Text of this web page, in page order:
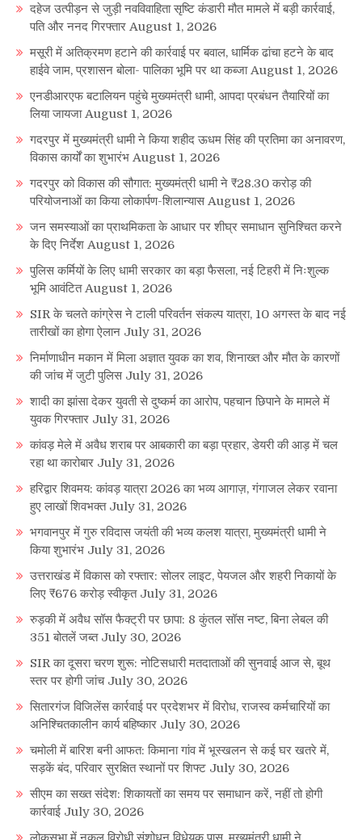
दहेज उत्पीड़न से जुड़ी नवविवाहिता सृष्टि कंडारी मौत मामले में बड़ी कार्रवाई,
पति और ननद गिरफ्तार August 1, 2026
मसूरी में अतिक्रमण हटाने की कार्रवाई पर बवाल, धार्मिक ढांचा हटने के बाद
हाईवे जाम, प्रशासन बोला- पालिका भूमि पर था कब्जा August 1, 2026
एनडीआरएफ बटालियन पहुंचे मुख्यमंत्री धामी, आपदा प्रबंधन तैयारियों का
लिया जायजा August 1, 2026
गदरपुर में मुख्यमंत्री धामी ने किया शहीद ऊधम सिंह की प्रतिमा का अनावरण,
विकास कार्यों का शुभारंभ August 1, 2026
गदरपुर को विकास की सौगात: मुख्यमंत्री धामी ने ₹28.30 करोड़ की
परियोजनाओं का किया लोकार्पण-शिलान्यास August 1, 2026
जन समस्याओं का प्राथमिकता के आधार पर शीघ्र समाधान सुनिश्चित करने
के दिए निर्देश August 1, 2026
पुलिस कर्मियों के लिए धामी सरकार का बड़ा फैसला, नई टिहरी में निःशुल्क
भूमि आवंटित August 1, 2026
SIR के चलते कांग्रेस ने टाली परिवर्तन संकल्प यात्रा, 10 अगस्त के बाद नई
तारीखों का होगा ऐलान July 31, 2026
निर्माणाधीन मकान में मिला अज्ञात युवक का शव, शिनाख्त और मौत के कारणों
की जांच में जुटी पुलिस July 31, 2026
शादी का झांसा देकर युवती से दुष्कर्म का आरोप, पहचान छिपाने के मामले में
युवक गिरफ्तार July 31, 2026
कांवड़ मेले में अवैध शराब पर आबकारी का बड़ा प्रहार, डेयरी की आड़ में चल
रहा था कारोबार July 31, 2026
हरिद्वार शिवमय: कांवड़ यात्रा 2026 का भव्य आगाज़, गंगाजल लेकर रवाना
हुए लाखों शिवभक्त July 31, 2026
भगवानपुर में गुरु रविदास जयंती की भव्य कलश यात्रा, मुख्यमंत्री धामी ने
किया शुभारंभ July 31, 2026
उत्तराखंड में विकास को रफ्तार: सोलर लाइट, पेयजल और शहरी निकायों के
लिए ₹676 करोड़ स्वीकृत July 31, 2026
रुड़की में अवैध सॉस फैक्ट्री पर छापा: 8 कुंतल सॉस नष्ट, बिना लेबल की
351 बोतलें जब्त July 30, 2026
SIR का दूसरा चरण शुरू: नोटिसधारी मतदाताओं की सुनवाई आज से, बूथ
स्तर पर होगी जांच July 30, 2026
सितारगंज विजिलेंस कार्रवाई पर प्रदेशभर में विरोध, राजस्व कर्मचारियों का
अनिश्चितकालीन कार्य बहिष्कार July 30, 2026
चमोली में बारिश बनी आफत: किमाना गांव में भूस्खलन से कई घर खतरे में,
सड़कें बंद, परिवार सुरक्षित स्थानों पर शिफ्ट July 30, 2026
सीएम का सख्त संदेश: शिकायतों का समय पर समाधान करें, नहीं तो होगी
कार्रवाई July 30, 2026